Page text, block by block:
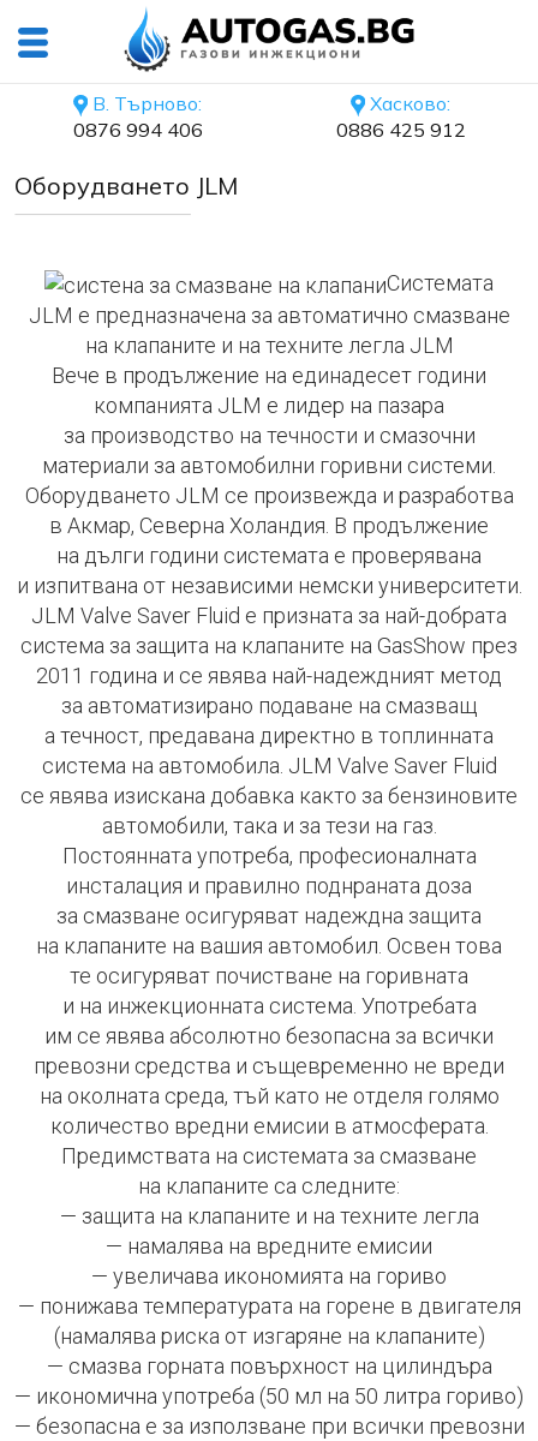
В. Търново:
0876 994 406
Хасково:
0886 425 912
Оборудването JLM
Системата
JLM е предназначена за автоматично смазване
на клапаните и на техните легла JLM
Вече в продължение на единадесет години
компанията JLM е лидер на пазара
за производство на течности и смазочни
материали за автомобилни горивни системи.
Оборудването JLM се произвежда и разработва
в Акмар, Северна Холандия. В продължение
на дълги години системата е проверявана
и изпитвана от независими немски университети.
JLM Valve Saver Fluid е призната за най-добрата
система за защита на клапаните на GasShow през
2011 година и се явява най-надеждният метод
за автоматизирано подаване на смазващ
а течност, предавана директно в топлинната
система на автомобила. JLM Valve Saver Fluid
се явява изискана добавка както за бензиновите
автомобили, така и за тези на газ.
Постоянната употреба, професионалната
инсталация и правилно поднраната доза
за смазване осигуряват надеждна защита
на клапаните на вашия автомобил. Освен това
те осигуряват почистване на горивната
и на инжекционната система. Употребата
им се явява абсолютно безопасна за всички
превозни средства и същевременно не вреди
на околната среда, тъй като не отделя голямо
количество вредни емисии в атмосферата.
Предимствата на системата за смазване
на клапаните са следните:
— защита на клапаните и на техните легла
— намалява на вредните емисии
— увеличава икономията на гориво
— понижава температурата на горене в двигателя
(намалява риска от изгаряне на клапаните)
— смазва горната повърхност на цилиндъра
— икономична употреба (50 мл на 50 литра гориво)
— безопасна е за използване при всички превозни